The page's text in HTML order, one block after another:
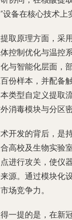
设备在核心技术上
取原理方面，采
控制优化与温控
与智能化层面，
份样本，并配备
类型自定义提取
消毒模块与分区
开发的背后，是
高校及生物实验
进行攻关，使仪
源。通过模块化
场竞争力。
一提的是，在新